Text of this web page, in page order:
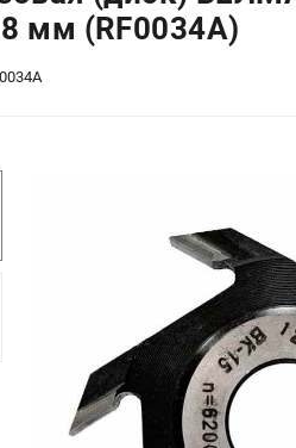
мм (RF0034A)